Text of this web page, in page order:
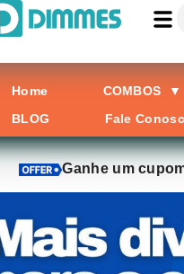
Home COMBOS ▼
BLOG
Fale
Ganhe um